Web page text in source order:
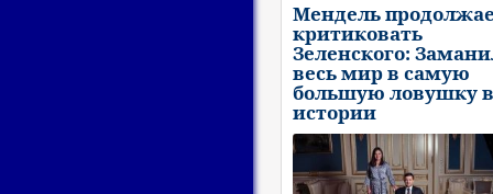
Мендель
критиковать
Зеленского:
весь мир в самую
большую ловушку в
истории